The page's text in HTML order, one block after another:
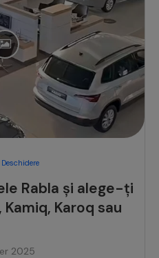
Deschidere
Rabla și alege-ți
Karoq sau
2025